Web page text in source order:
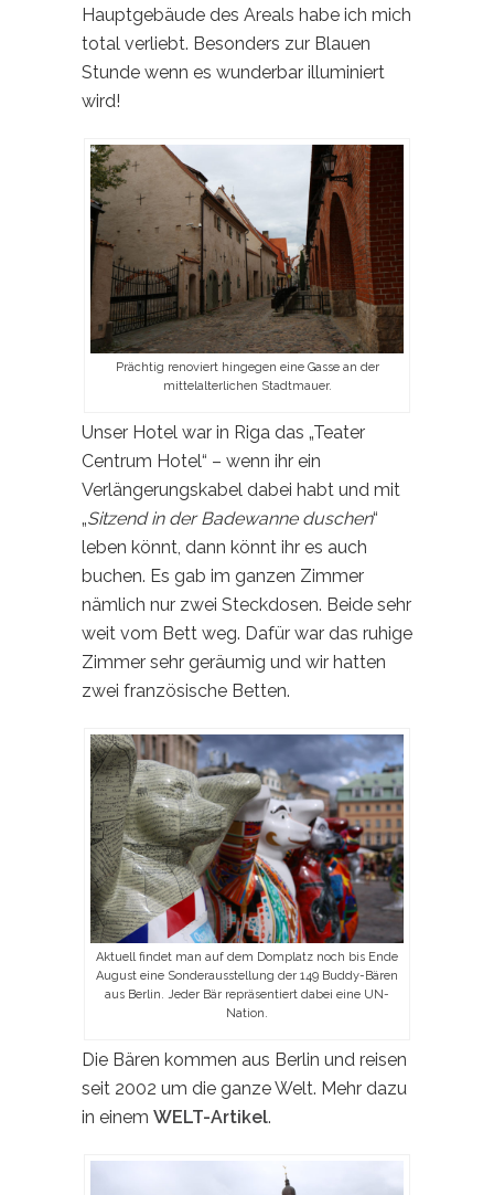
Hauptgebäude des Areals habe ich mich
total verliebt. Besonders zur Blauen
Stunde wenn es wunderbar illuminiert
wird!
Prächtig renoviert hingegen eine Gasse an der
mittelalterlichen Stadtmauer.
Unser Hotel war in Riga das „Teater
Centrum Hotel“ – wenn ihr ein
Verlängerungskabel dabei habt und mit
„Sitzend in der Badewanne duschen“
leben könnt, dann könnt ihr es auch
buchen. Es gab im ganzen Zimmer
nämlich nur zwei Steckdosen. Beide sehr
weit vom Bett weg. Dafür war das ruhige
Zimmer sehr geräumig und wir hatten
zwei französische Betten.
Aktuell findet man auf dem Domplatz noch bis Ende
August eine Sonderausstellung der 149 Buddy-Bären
aus Berlin. Jeder Bär repräsentiert dabei eine UN-
Nation.
Die Bären kommen aus Berlin und reisen
seit 2002 um die ganze Welt. Mehr dazu
in einem WELT-Artikel.